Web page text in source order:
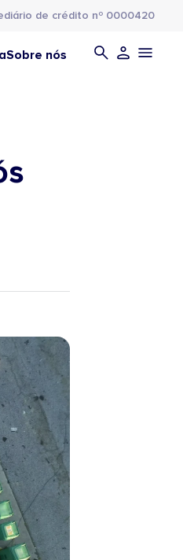
de crédito nº 0000420
Sobre nós